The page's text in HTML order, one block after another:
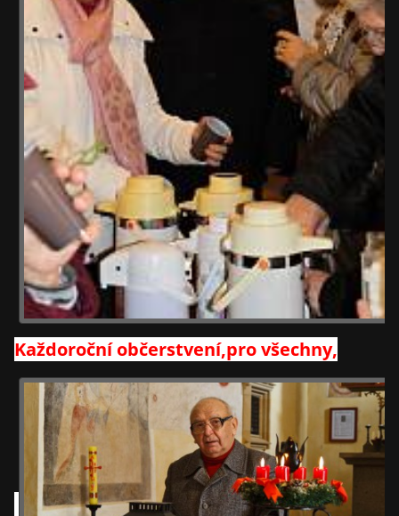
Každoroční občerstvení,pro všechny,